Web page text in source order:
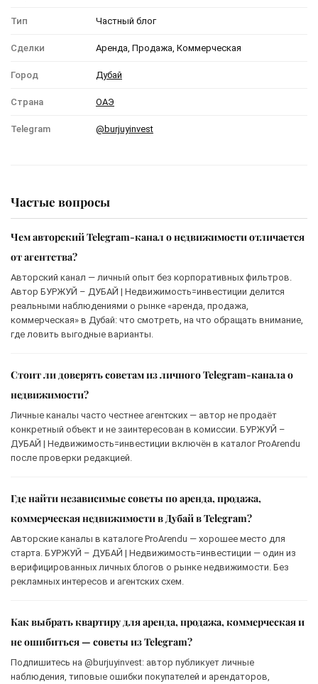
Тип Частный блог
Сделки Аренда, Продажа, Коммерческая
Город Дубай
Страна ОАЭ
Telegram @burjuyinvest
Частые вопросы
Чем авторский Telegram-канал о недвижимости отличается
от агентства?
Авторский канал — личный опыт без корпоративных фильтров.
Автор БУРЖУЙ – ДУБАЙ | Недвижимость=инвестиции делится
реальными наблюдениями о рынке «аренда, продажа,
коммерческая» в Дубай: что смотреть, на что обращать внимание,
где ловить выгодные варианты.
Стоит ли доверять советам из личного Telegram-канала о
недвижимости?
Личные каналы часто честнее агентских — автор не продаёт
конкретный объект и не заинтересован в комиссии. БУРЖУЙ –
ДУБАЙ | Недвижимость=инвестиции включён в каталог ProArendu
после проверки редакцией.
Где найти независимые советы по аренда, продажа,
коммерческая недвижимости в Дубай в Telegram?
Авторские каналы в каталоге ProArendu — хорошее место для
старта. БУРЖУЙ – ДУБАЙ | Недвижимость=инвестиции — один из
верифицированных личных блогов о рынке недвижимости. Без
рекламных интересов и агентских схем.
Как выбрать квартиру для аренда, продажа, коммерческая и
не ошибиться — советы из Telegram?
Подпишитесь на @burjuyinvest: автор публикует личные
наблюдения, типовые ошибки покупателей и арендаторов,